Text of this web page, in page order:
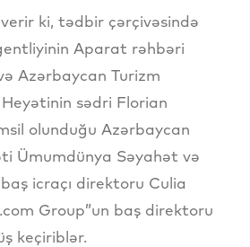
ki, tədbir çərçivəsində
Aparat rəhbəri
Azərbaycan Turizm
sədri Florian
olunduğu Azərbaycan
Ümumdünya Səyahət və
baş icraçı direktoru Culia
Group”un baş direktoru
keçiriblər.